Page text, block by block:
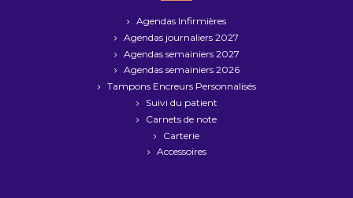
Agendas Infirmières
Agendas journaliers 2027
Agendas semainiers 2027
Agendas semainiers 2026
Tampons Encreurs Personnalisés
Suivi du patient
Carnets de note
Carterie
Accessoires